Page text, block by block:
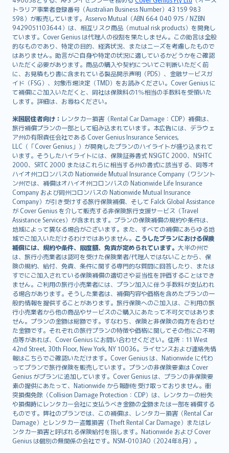
トラリア事業者登録番号（Australian Business Number）43 159 983
598）が販売しています。Asservo Mutual（ABN 664 040 975 / NZBN
9429051103644）は、相互リスク商品（mutual risk products）を開発し
ています。Cover Genius は代理人の役割を果たしません。この助言は全般
的なものであり、特定の目的、経済状況、またはニーズを考慮したもので
はありません。助言がご自身や特定の状況に適しているかどうかをご確認
いただく必要があります。商品の購入や契約についてご判断いただく前
に、お見積もり書に含まれている製品開示声明（PDS）、金融サービスガ
イド（FSG）、対象市場決定（TMD）をお読みください。Cover Genius に
て補償にご加入いただくと、同社は保険料の1％相当の手数料を受領いた
します。詳細は、お尋ねください。
米国居住者向け： レンタカー損害（Rental Car Damage：CDP）補償は、
旅行補償プランの一部として組み込まれています。本広告には、デラウェ
ア州の有限責任会社である Cover Genius Insurance Services,
LLC（「Cover Genius」）が開発したプランのハイライトが盛り込まれて
います。そうしたハイライトには、保険証券書式 NSIGTC 2000、NSHTC
2000、SRTC 2000 またはこれらに相当する州の書式に該当する、同等オ
ハイオ州コロンバスの Nationwide Mutual Insurance Company（ワシント
ン州では、補償はオハイオ州コロンバスの Nationwide Life Insurance
Company および同州コロンバスの Nationwide Mutual Insurance
Company）が引き受けする旅行保険補償、そして Falck Global Assistance
が Cover Genius を介して販売する非保険旅行支援サービス（Travel
Assistance Services）が含まれます。プランの保険補償の規約や条件は、
地域によって異なる場合がございます。また、すべての補償にあらゆる地
域でご加入いただけるわけではありません。 こうしたプランにおける保険
補償には、規約や条件、限度額、免責が定められています。 大半の州で
は、旅行小売業者は認可を受けた保険業者/代理人ではないことから、保
険の規約、給付、免責、条件に関する専門的な質問に回答したり、または
すでにご加入されている保険補償の適切さや妥当性を評価することはでき
ません。ご利用の旅行小売業者には、プラン加入に伴う手数料が支払われ
る場合があります。そうした業者は、補償内容や価格を含めたプランの一
般的情報を提供することがあります。旅行保険へのご加入は、ご利用の旅
行小売業者から他の商品やサービスのご購入にあたって不可欠ではありま
せん。プランの金額は総額です。すなわち、保険と非保険の両方を合わせ
た金額です。それぞれの旅行プランの特徴や価格に関してその他にご不明
点等があれば、Cover Genius にお問い合わせください。住所：11 West
42nd Street, 30th Floor, New York, NY 10036。ライセンスおよび連絡先情
報はこちらでご確認いただけます。Cover Genius は、Nationwide に代わ
ってプランで旅行保険を販売しています。プランの非保険要素は Cover
Genius がプランに追加しています。Cover Genius は、プランの非保険要
素の提供にあたって、Nationwide から報酬を受け取っておりません。衝
突損傷免除（Collision Damage Protection：CDP）は、レンタカーの紛失
や損傷時にレンタカー会社に支払うべき金額の全額または一部を補償する
ものです。弊社のプランでは、この補償は、レンタカー損害（Rental Car
Damage）とレンタカー盗難損害（Theft Rental Car Damage）またはレ
ンタカー損害と呼ばれる保険給付を指します。Nationwide および Cover
Genius は個別の無関係の会社です。NSM-0103AO（2024年8月）。
한국어
dansk
norsk
suomi
العربيّة
Türkçe
česky
Русский
български
català
Hrvatski
eesti
Ελληνικά
Magyar
Íslenska
Bahasa Indonesia
latviešu
Lietuviškai
Bahasa Melayu
Română
српски
Slovensky
Slovenščina
Українська
Tiếng Việt